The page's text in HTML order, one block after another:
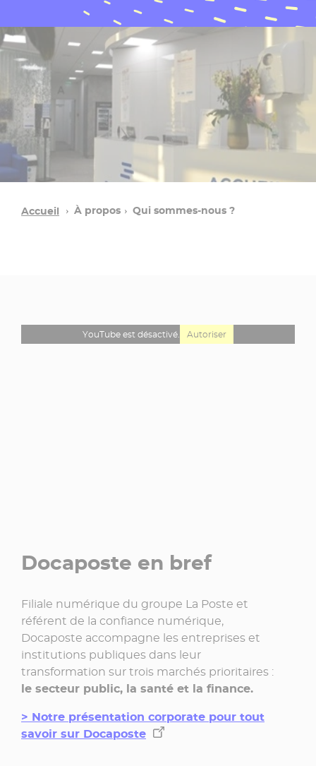
Accueil À propos Qui sommes-nous ?
YouTube est désactivé. Autoriser
Docaposte en bref
Filiale numérique du groupe La Poste et
référent de la confiance numérique,
Docaposte accompagne les entreprises et
institutions publiques dans leur
transformation sur trois marchés prioritaires :
le secteur public, la santé et la finance.
> Notre présentation corporate pour tout
savoir sur Docaposte